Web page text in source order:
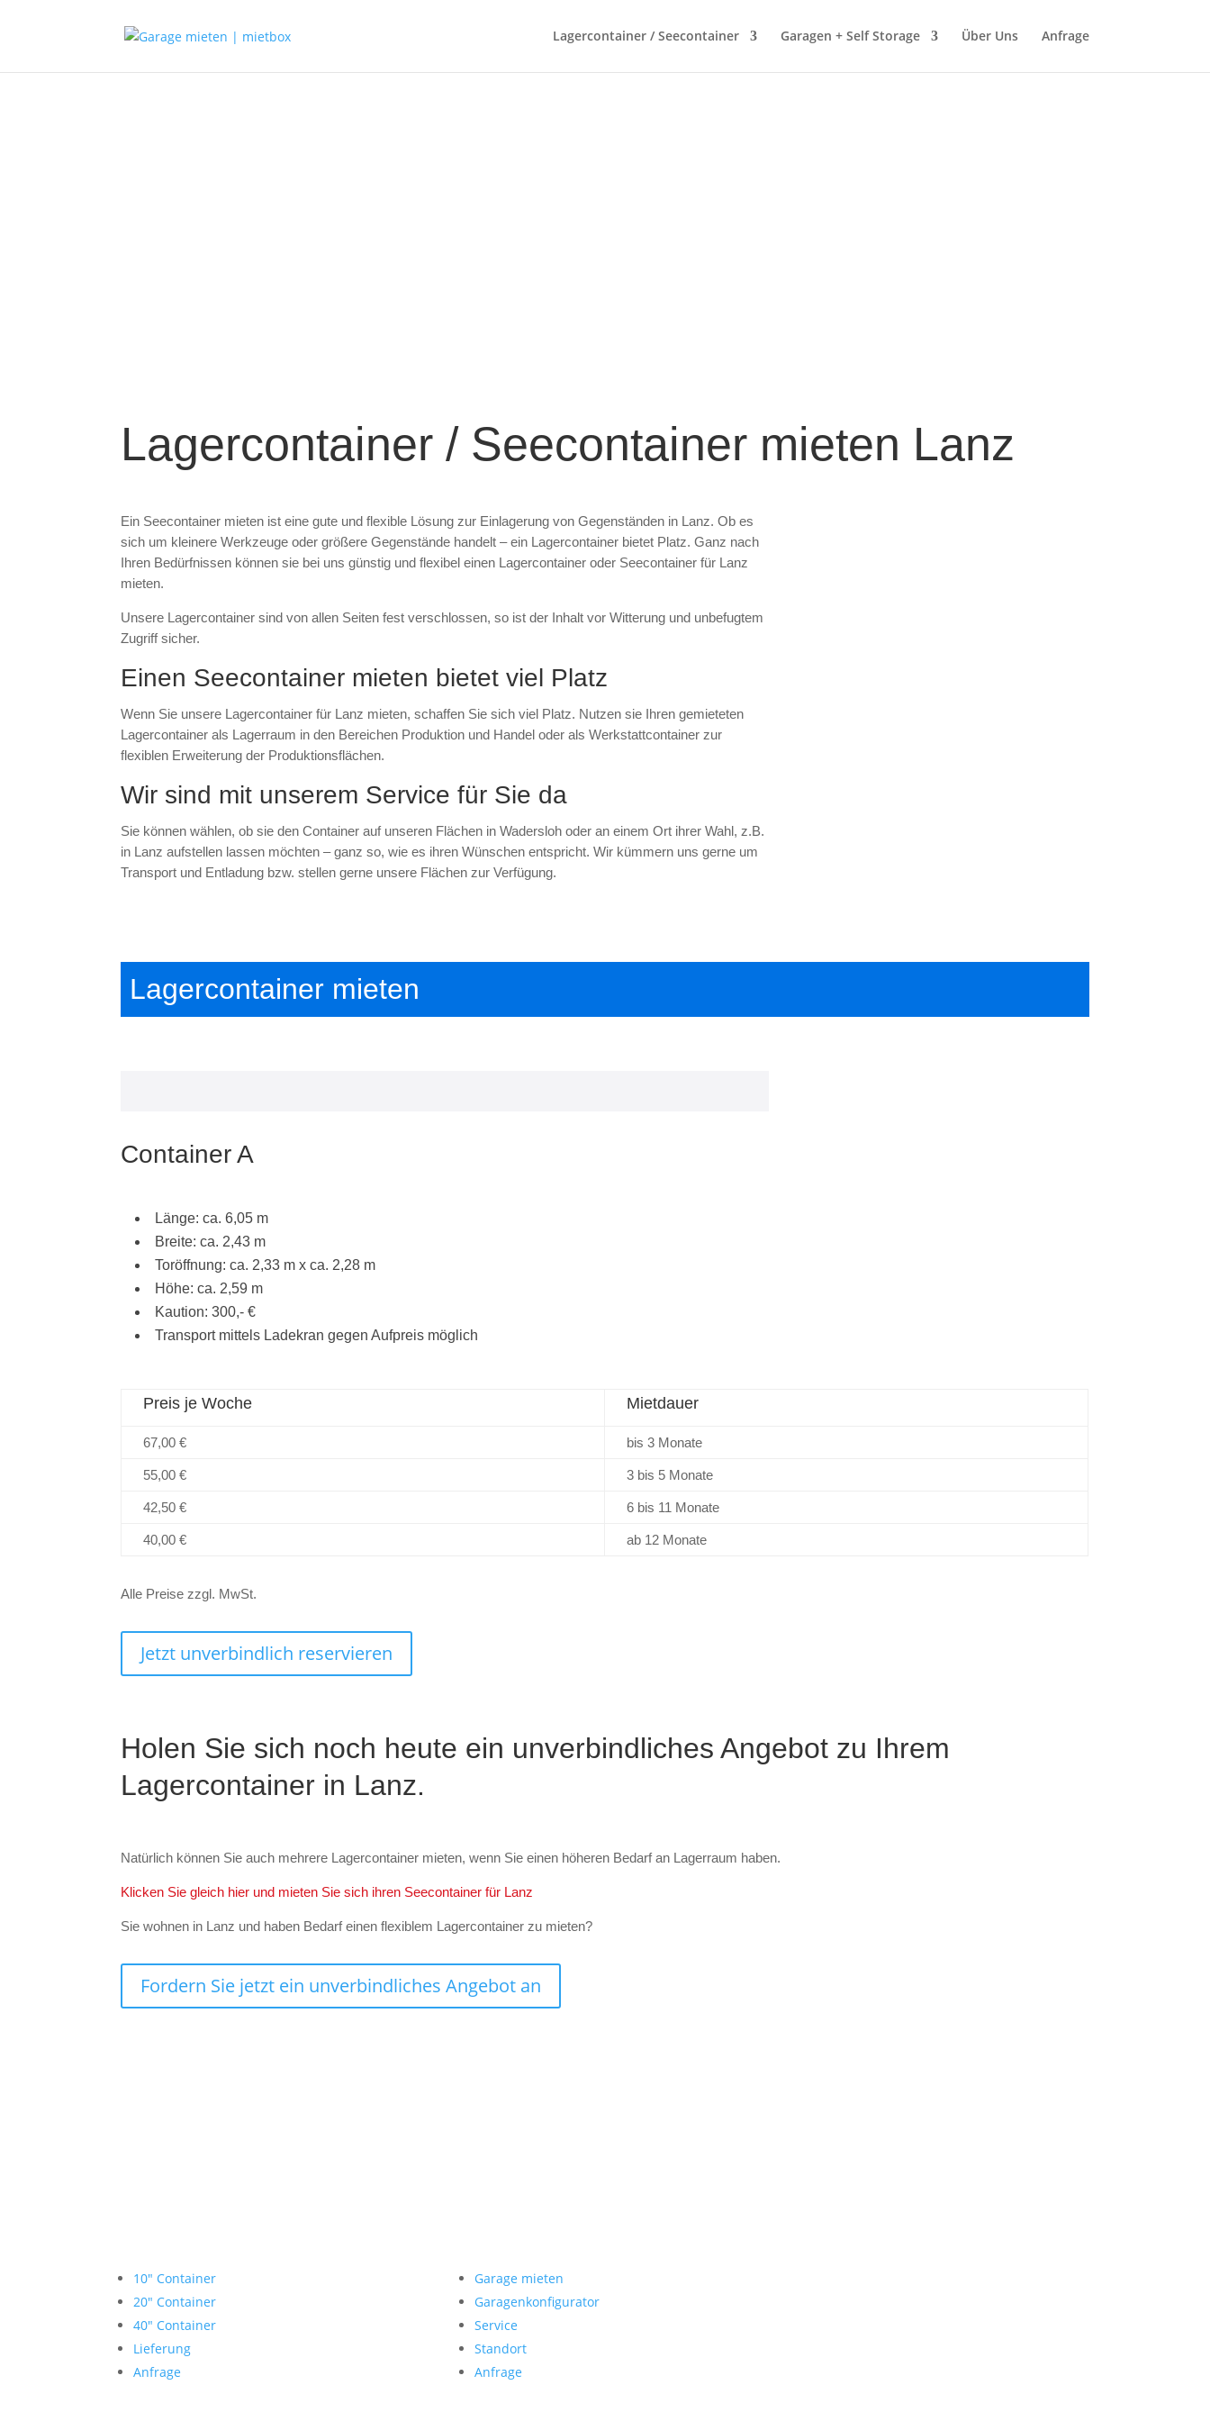
Lagercontainer / Seecontainer Garagen + Self Storage Über Uns Anfrage
Lagercontainer / Seecontainer mieten Lanz
Ein Seecontainer mieten ist eine gute und flexible Lösung zur Einlagerung von Gegenständen in Lanz. Ob es
sich um kleinere Werkzeuge oder größere Gegenstände handelt – ein Lagercontainer bietet Platz. Ganz nach
Ihren Bedürfnissen können sie bei uns günstig und flexibel einen Lagercontainer oder Seecontainer für Lanz
mieten.
Unsere Lagercontainer sind von allen Seiten fest verschlossen, so ist der Inhalt vor Witterung und unbefugtem
Zugriff sicher.
Einen Seecontainer mieten bietet viel Platz
Wenn Sie unsere Lagercontainer für Lanz mieten, schaffen Sie sich viel Platz. Nutzen sie Ihren gemieteten
Lagercontainer als Lagerraum in den Bereichen Produktion und Handel oder als Werkstattcontainer zur
flexiblen Erweiterung der Produktionsflächen.
Wir sind mit unserem Service für Sie da
Sie können wählen, ob sie den Container auf unseren Flächen in Wadersloh oder an einem Ort ihrer Wahl, z.B.
in Lanz aufstellen lassen möchten – ganz so, wie es ihren Wünschen entspricht. Wir kümmern uns gerne um
Transport und Entladung bzw. stellen gerne unsere Flächen zur Verfügung.
Lagercontainer mieten
Container A
Länge: ca. 6,05 m
Breite: ca. 2,43 m
Toröffnung: ca. 2,33 m x ca. 2,28 m
Höhe: ca. 2,59 m
Kaution: 300,- €
Transport mittels Ladekran gegen Aufpreis möglich
Preis je Woche Mietdauer
67,00 € bis 3 Monate
55,00 € 3 bis 5 Monate
42,50 € 6 bis 11 Monate
40,00 € ab 12 Monate
Alle Preise zzgl. MwSt.
Jetzt unverbindlich reservieren
Holen Sie sich noch heute ein unverbindliches Angebot zu Ihrem
Lagercontainer in Lanz.
Natürlich können Sie auch mehrere Lagercontainer mieten, wenn Sie einen höheren Bedarf an Lagerraum haben.
Klicken Sie gleich hier und mieten Sie sich ihren Seecontainer für Lanz
Sie wohnen in Lanz und haben Bedarf einen flexiblem Lagercontainer zu mieten?
Fordern Sie jetzt ein unverbindliches Angebot an
10″ Container
20″ Container
40″ Container
Lieferung
Anfrage
Garage mieten
Garagenkonfigurator
Service
Standort
Anfrage